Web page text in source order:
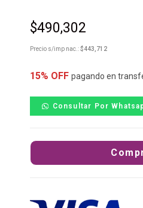
$490,302
Precio s/imp nac.:$443,712
15% OFF pagando en
Consultar Por